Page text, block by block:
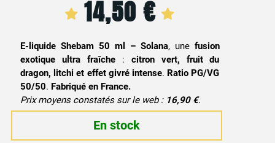
14,50 €
E-liquide Shebam 50 ml – Solana, une fusion
exotique ultra fraîche: citron vert, fruit du
dragon, litchi et effet givré intense. Ratio PG/VG
50/50. Fabriqué en France.
Prix moyens constatés sur le web : 16,90 €.
En stock